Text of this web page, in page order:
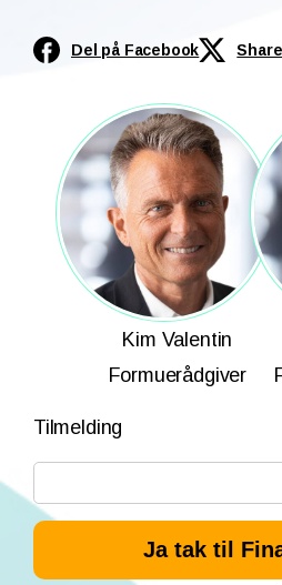
Del på Facebook
Kim Valentin
Formuerådgiver
Tilmelding